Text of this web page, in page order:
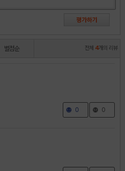
별점순 전체 4개의 리뷰
0 0